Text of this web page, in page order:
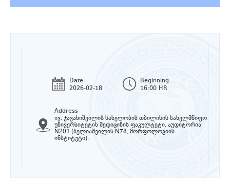
Date
2026-02-18
Beginning
16:00 HR
Address
ივ. ჯავახიშვილის სახელობის თბილისის სახელმწიფო
უნივერსიტეტის მედიცინის ფაკულტეტი. აუდიტორია
N201 (ბელიაშვილის N78, მორფოლოგიის
ინსტიტუტი).